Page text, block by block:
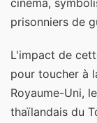
cinéma,
prisonniers de
L'impact de
pour toucher à
Royaume-Uni,
thaïlandais du